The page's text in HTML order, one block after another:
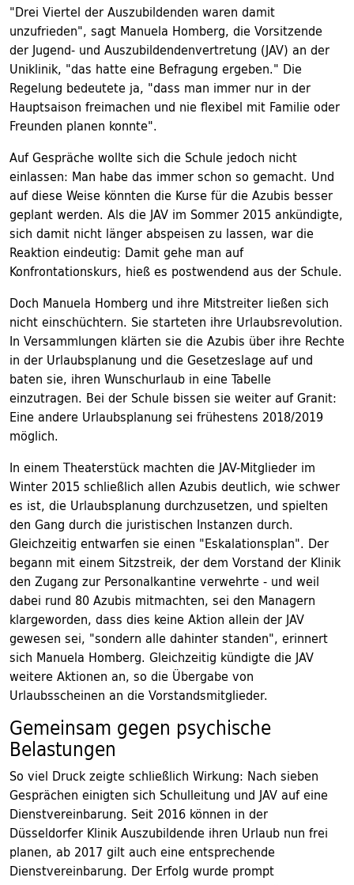
"Drei Viertel der Auszubildenden waren damit
unzufrieden", sagt Manuela Homberg, die Vorsitzende
der Jugend- und Auszubildendenvertretung (JAV) an der
Uniklinik, "das hatte eine Befragung ergeben." Die
Regelung bedeutete ja, "dass man immer nur in der
Hauptsaison freimachen und nie flexibel mit Familie oder
Freunden planen konnte".
Auf Gespräche wollte sich die Schule jedoch nicht
einlassen: Man habe das immer schon so gemacht. Und
auf diese Weise könnten die Kurse für die Azubis besser
geplant werden. Als die JAV im Sommer 2015 ankündigte,
sich damit nicht länger abspeisen zu lassen, war die
Reaktion eindeutig: Damit gehe man auf
Konfrontationskurs, hieß es postwendend aus der Schule.
Doch Manuela Homberg und ihre Mitstreiter ließen sich
nicht einschüchtern. Sie starteten ihre Urlaubsrevolution.
In Versammlungen klärten sie die Azubis über ihre Rechte
in der Urlaubsplanung und die Gesetzeslage auf und
baten sie, ihren Wunschurlaub in eine Tabelle
einzutragen. Bei der Schule bissen sie weiter auf Granit:
Eine andere Urlaubsplanung sei frühestens 2018/2019
möglich.
In einem Theaterstück machten die JAV-Mitglieder im
Winter 2015 schließlich allen Azubis deutlich, wie schwer
es ist, die Urlaubsplanung durchzusetzen, und spielten
den Gang durch die juristischen Instanzen durch.
Gleichzeitig entwarfen sie einen "Eskalationsplan". Der
begann mit einem Sitzstreik, der dem Vorstand der Klinik
den Zugang zur Personalkantine verwehrte - und weil
dabei rund 80 Azubis mitmachten, sei den Managern
klargeworden, dass dies keine Aktion allein der JAV
gewesen sei, "sondern alle dahinter standen", erinnert
sich Manuela Homberg. Gleichzeitig kündigte die JAV
weitere Aktionen an, so die Übergabe von
Urlaubsscheinen an die Vorstandsmitglieder.
Gemeinsam gegen psychische
Belastungen
So viel Druck zeigte schließlich Wirkung: Nach sieben
Gesprächen einigten sich Schulleitung und JAV auf eine
Dienstvereinbarung. Seit 2016 können in der
Düsseldorfer Klinik Auszubildende ihren Urlaub nun frei
planen, ab 2017 gilt auch eine entsprechende
Dienstvereinbarung. Der Erfolg wurde prompt